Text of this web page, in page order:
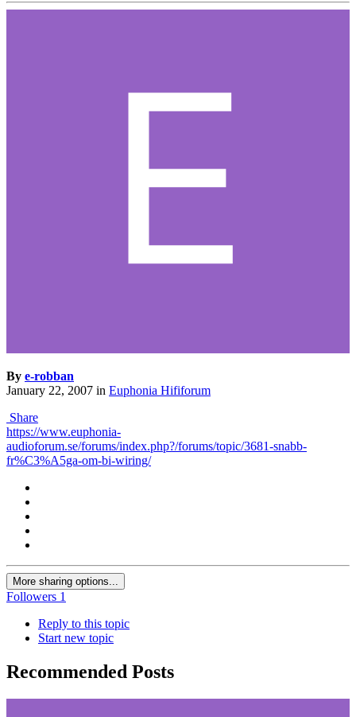
By e-robban
January 22, 2007 in Euphonia Hififorum
Share
https://www.euphonia-
audioforum.se/forums/index.php?/forums/topic/3681-snabb-
fr%C3%A5ga-om-bi-wiring/
More sharing options...
Followers 1
Reply to this topic
Start new topic
Recommended Posts